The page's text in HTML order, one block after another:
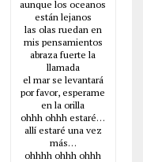
aunque los oceanos
están lejanos
las olas ruedan en
mis pensamientos
abraza fuerte la
llamada
el mar se levantará
por favor, esperame
en la orilla
ohhh ohhh estaré…
allí estaré una vez
más…
ohhhh ohhh ohhh